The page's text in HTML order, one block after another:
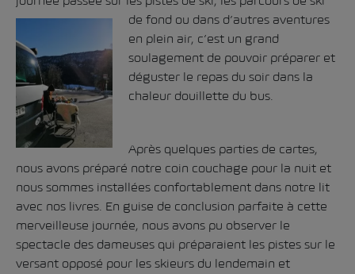
de fond ou dans d’autres aventures
en plein air, c’est un grand
soulagement de pouvoir préparer et
déguster le repas du soir dans la
chaleur douillette du bus.
Après quelques parties de cartes,
nous avons préparé notre coin couchage pour la nuit et
nous sommes installées confortablement dans notre lit
avec nos livres. En guise de conclusion parfaite à cette
merveilleuse journée, nous avons pu observer le
spectacle des dameuses qui préparaient les pistes sur le
versant opposé pour les skieurs du lendemain et